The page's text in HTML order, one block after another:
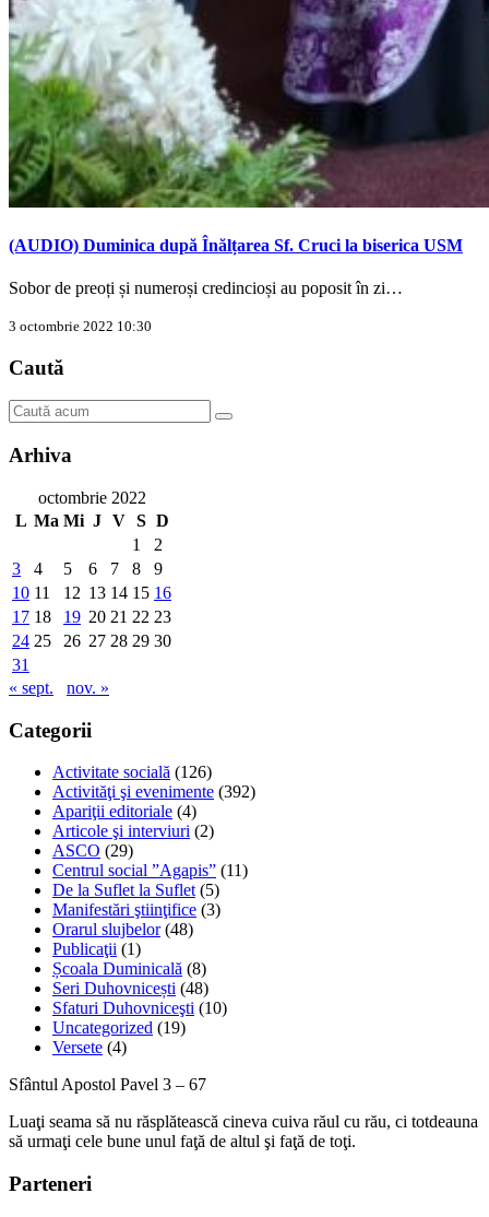
(AUDIO) Duminica după Înălțarea Sf. Cruci la biserica USM
Sobor de preoți și numeroși credincioși au poposit în zi…
3 octombrie 2022 10:30
Caută
Arhiva
octombrie 2022
L Ma Mi J V S D
1
2
3
4 5 6 7 8
9
10 11 12 13 14 15 16
17 18 19 20 21 22 23
24 25 26 27 28 29 30
31
« sept.
nov. »
Categorii
Activitate socială (126)
Activităţi şi evenimente (392)
Apariţii editoriale (4)
Articole şi interviuri (2)
ASCO (29)
Centrul social ”Agapis” (11)
De la Suflet la Suflet (5)
Manifestări ştiinţifice (3)
Orarul slujbelor(48)
Publicaţii (1)
Școala Duminicală (8)
Seri Duhovnicești (48)
Sfaturi Duhovniceşti (10)
Uncategorized (19)
Versete (4)
Sfântul Apostol Pavel 3 – 67
Luaţi seama să nu răsplătească cineva cuiva răul cu rău, ci totdeauna
să urmaţi cele bune unul faţă de altul şi faţă de toţi.
Parteneri